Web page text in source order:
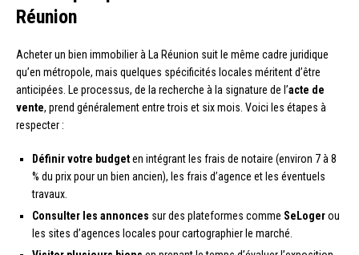
Réunion
Acheter un bien immobilier à La Réunion suit le même cadre juridique
qu’en métropole, mais quelques spécificités locales méritent d’être
anticipées. Le processus, de la recherche à la signature de l’acte de
vente, prend généralement entre trois et six mois. Voici les étapes à
respecter :
Définir votre budgeten intégrant les frais de notaire (environ 7 à 8
% du prix pour un bien ancien), les frais d’agence et les éventuels
travaux.
Consulter les annonces sur des plateformes comme SeLogerou
les sites d’agences locales pour cartographier le marché.